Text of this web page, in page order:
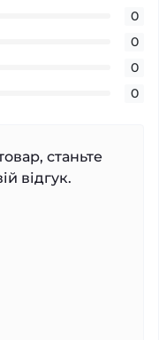
0
0
0
0
станьте
відгук.